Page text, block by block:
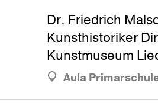
Dr. Friedrich
Kunsthistoriker
Kunstmuseum
Aula